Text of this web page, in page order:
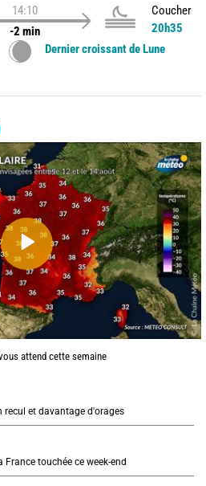
14:10
-2 min
Coucher
20h35
Dernier croissant de Lune
attend cette semaine
recul et davantage d'orages
France touchée ce week-end